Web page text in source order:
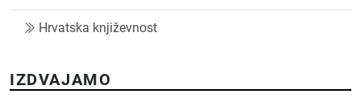
Hrvatska književnost
IZDVAJAMO